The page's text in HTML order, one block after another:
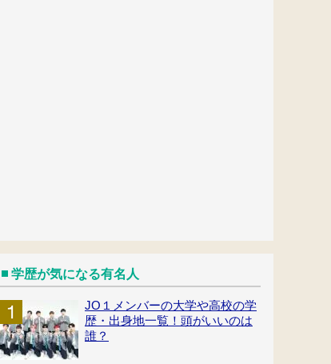
学歴が気になる有名人
JO１メンバーの大学や高校の学
歴・出身地一覧！頭がいいのは
誰？